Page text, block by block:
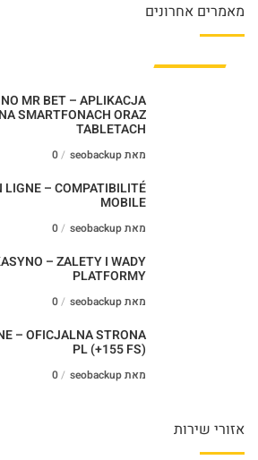
מאמרים אחרונים
MR BET – APLIKACJA
SMARTFONACH ORAZ
TABLETACH
מאת seobackup 0
LIGNE – COMPATIBILITÉ
MOBILE
מאת seobackup 0
– ZALETY I WADY
PLATFORMY
מאת seobackup 0
– OFICJALNA STRONA
PL (+155 FS)
מאת seobackup 0
אזורי שירות